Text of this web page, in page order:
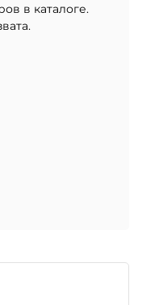
в каталоге.